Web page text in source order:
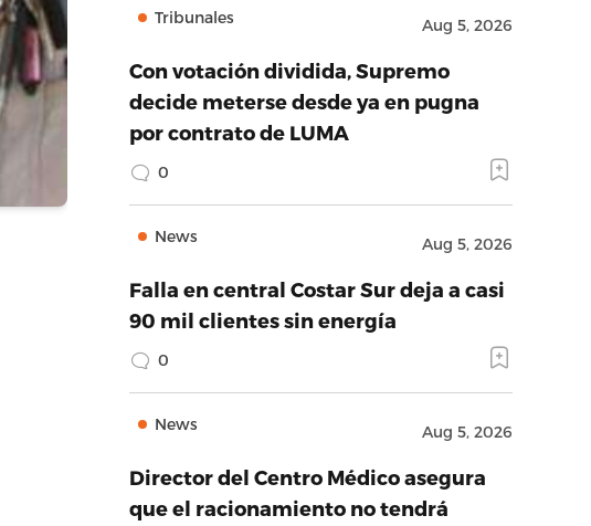
Tribunales Aug 5, 2026
Con votación dividida, Supremo
decide meterse desde ya en pugna
por contrato de LUMA
0
News Aug 5, 2026
Falla en central Costar Sur deja a casi
90 mil clientes sin energía
0
News Aug 5, 2026
Director del Centro Médico asegura
que el racionamiento no tendrá